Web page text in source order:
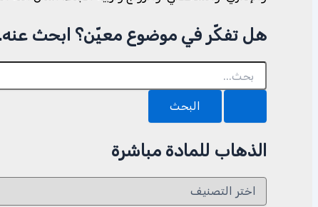
هل تفكّر في موضوع معيّن؟ ابحث
البحث
عن:
الذهاب للمادة مباشرة
الذهاب
للمادة